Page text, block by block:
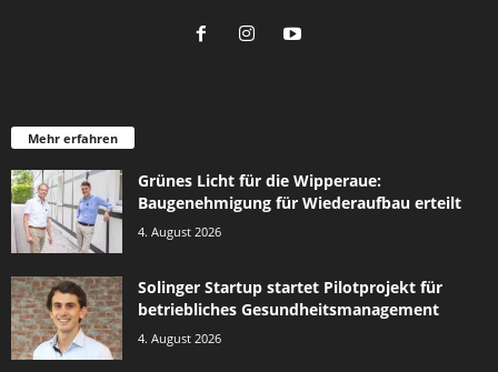
Mehr erfahren
Grünes Licht für die Wipperaue:
Baugenehmigung für Wiederaufbau erteilt
4. August 2026
Solinger Startup startet Pilotprojekt für
betriebliches Gesundheitsmanagement
4. August 2026